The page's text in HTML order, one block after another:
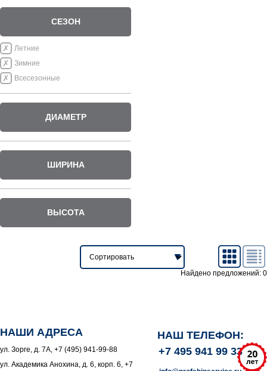
СЕЗОН
Летние
Зимние
Всесезонные
ДИАМЕТР
ШИРИНА
ВЫСОТА
Найдено предложений: 0
НАШИ АДРЕСА
ул. Зорге, д. 7А, +7 (495) 941-99-88
ул. Академика Анохина, д. 6, корп. 6, +7
НАШ ТЕЛЕФОН:
+7 495 941 99 33